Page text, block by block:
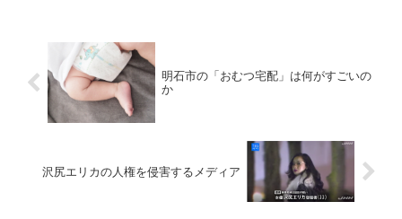
明石市の「おむつ宅配」は何がすごいの
か
沢尻エリカの人権を侵害するメディア